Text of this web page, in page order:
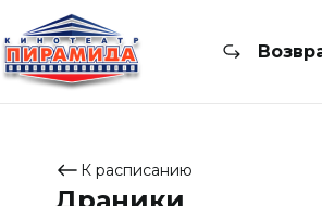
К расписанию